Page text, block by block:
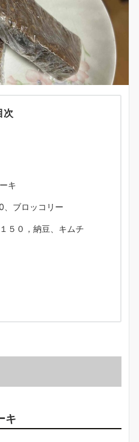
次
キ
、ブロッコリー
５０，納豆、キムチ
キ